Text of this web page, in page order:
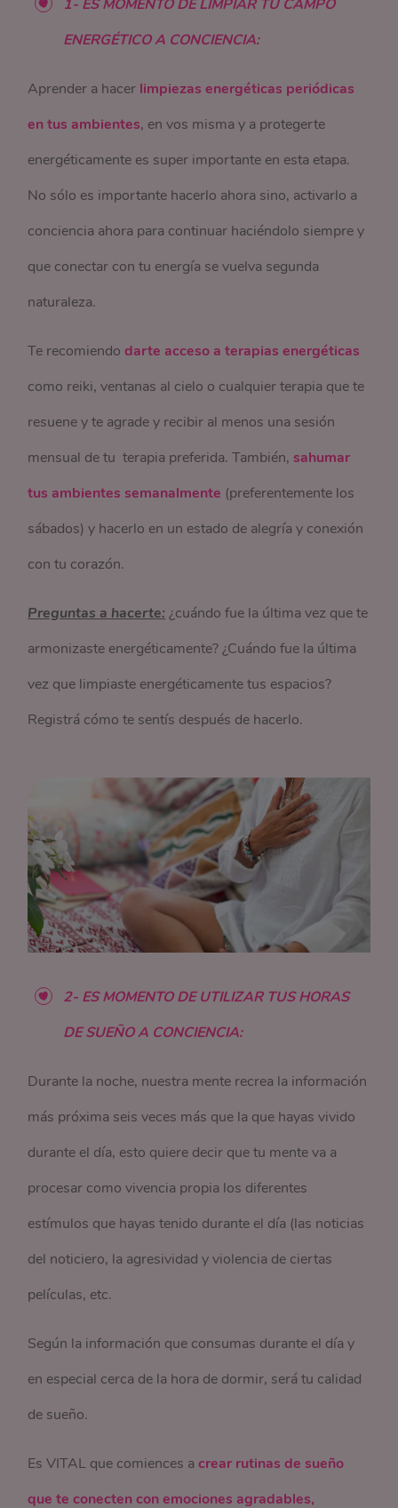
1- ES MOMENTO DE LIMPIAR TU CAMPO
ENERGÉTICO A CONCIENCIA:
Aprender a hacer limpiezas energéticas periódicas
en tus ambientes, en vos misma y a protegerte
energéticamente es super importante en esta etapa.
No sólo es importante hacerlo ahora sino, activarlo a
conciencia ahora para continuar haciéndolo siempre y
que conectar con tu energía se vuelva segunda
naturaleza.
Te recomiendodarte acceso a terapias energéticas
como reiki, ventanas al cielo o cualquier terapia que te
resuene y te agrade y recibir al menos una sesión
mensual de tu terapia preferida. También,sahumar
tus ambientes semanalmente (preferentemente los
sábados) y hacerlo en un estado de alegría y conexión
con tu corazón.
Preguntas a hacerte:¿cuándo fue la última vez que te
armonizaste energéticamente? ¿Cuándo fue la última
vez que limpiaste energéticamente tus espacios?
Registrá cómo te sentís después de hacerlo.
2- ES MOMENTO DE UTILIZAR TUS HORAS
DE SUEÑO A CONCIENCIA:
Durante la noche, nuestra mente recrea la información
más próxima seis veces más que la que hayas vivido
durante el día, esto quiere decir que tu mente va a
procesar como vivencia propia los diferentes
estímulos que hayas tenido durante el día (las noticias
del noticiero, la agresividad y violencia de ciertas
películas, etc.
Según la información que consumas durante el día y
en especial cerca de la hora de dormir, será tu calidad
de sueño.
Es VITAL que comiences acrear rutinas de sueño
que te conecten con emociones agradables,